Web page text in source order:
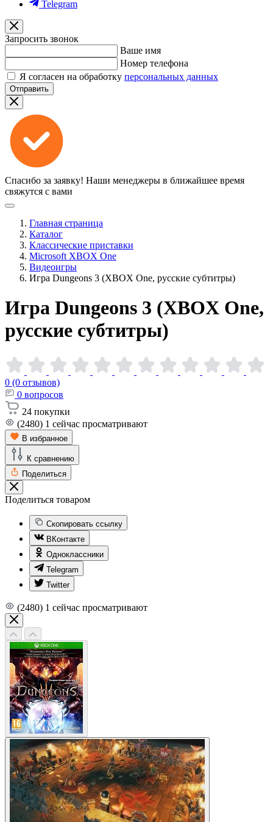
Telegram
Запросить звонок
Ваше имя
Номер телефона
Я согласен на обработку персональных данных
Отправить
Спасибо за заявку! Наши менеджеры в ближайшее время
свяжутся с вами
Главная страница
Каталог
Классические приставки
Microsoft XBOX One
Видеоигры
Игра Dungeons 3 (XBOX One, русские субтитры)
Игра Dungeons 3 (XBOX One,
русские субтитры)
0 (0 отзывов)
0 вопросов
24 покупки
(2480) 1 сейчас просматривают
В избранное
К сравнению
Поделиться
Поделиться товаром
Скопировать ссылку
ВКонтакте
Одноклассники
Telegram
Twitter
(2480) 1 сейчас просматривают